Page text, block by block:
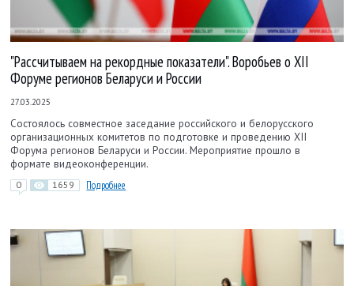
"Рассчитываем на рекордные показатели". Воробьев о ХII
Форуме регионов Беларуси и России
27.03.2025
Состоялось совместное заседание российского и белорусского
организационных комитетов по подготовке и проведению ХII
Форума регионов Беларуси и России. Мероприятие прошло в
формате видеоконференции.
0 1659 Подробнее